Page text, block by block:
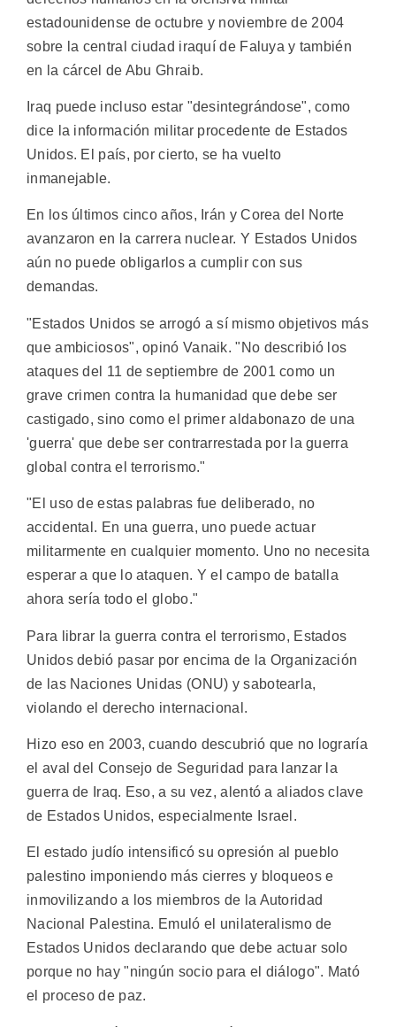
estadounidense de octubre y noviembre de 2004
sobre la central ciudad iraquí de Faluya y también
en la cárcel de Abu Ghraib.
Iraq puede incluso estar "desintegrándose", como
dice la información militar procedente de Estados
Unidos. El país, por cierto, se ha vuelto
inmanejable.
En los últimos cinco años, Irán y Corea del Norte
avanzaron en la carrera nuclear. Y Estados Unidos
aún no puede obligarlos a cumplir con sus
demandas.
"Estados Unidos se arrogó a sí mismo objetivos más
que ambiciosos", opinó Vanaik. "No describió los
ataques del 11 de septiembre de 2001 como un
grave crimen contra la humanidad que debe ser
castigado, sino como el primer aldabonazo de una
'guerra' que debe ser contrarrestada por la guerra
global contra el terrorismo."
"El uso de estas palabras fue deliberado, no
accidental. En una guerra, uno puede actuar
militarmente en cualquier momento. Uno no necesita
esperar a que lo ataquen. Y el campo de batalla
ahora sería todo el globo."
Para librar la guerra contra el terrorismo, Estados
Unidos debió pasar por encima de la Organización
de las Naciones Unidas (ONU) y sabotearla,
violando el derecho internacional.
Hizo eso en 2003, cuando descubrió que no lograría
el aval del Consejo de Seguridad para lanzar la
guerra de Iraq. Eso, a su vez, alentó a aliados clave
de Estados Unidos, especialmente Israel.
El estado judío intensificó su opresión al pueblo
palestino imponiendo más cierres y bloqueos e
inmovilizando a los miembros de la Autoridad
Nacional Palestina. Emuló el unilateralismo de
Estados Unidos declarando que debe actuar solo
porque no hay "ningún socio para el diálogo". Mató
el proceso de paz.